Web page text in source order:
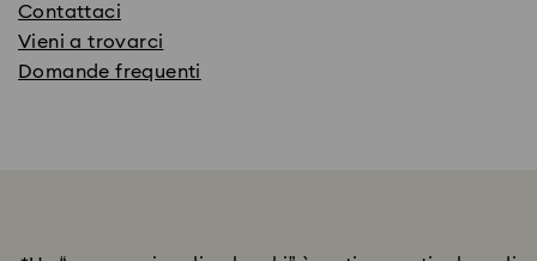
Contattaci
Vieni a trovarci
Domande frequenti